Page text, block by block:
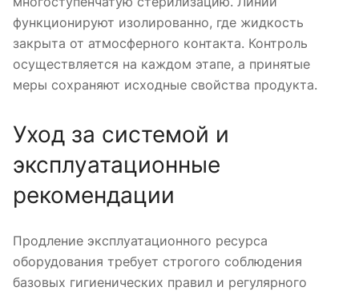
функционируют изолированно, где жидкость
закрыта от атмосферного контакта. Контроль
осуществляется на каждом этапе, а принятые
меры сохраняют исходные свойства продукта.
Уход за системой и
эксплуатационные
рекомендации
Продление эксплуатационного ресурса
оборудования требует строгого соблюдения
базовых гигиенических правил и регулярного